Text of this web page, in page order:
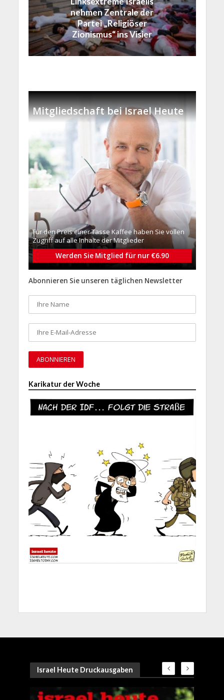
nehmen Zentrale der
Partei „Religiöser
Zionismus“ ins Visier
Mitgliedschaft bei Israel Heute
Für den Preis einer Tasse Kaffee haben Sie vollen
Zugriff auf alle Inhalte der Mitglieder
Werden Sie Mitglied für nur €6.90
Abonnieren Sie unseren täglichen Newsletter
Karikatur der Woche
Israel Heute Druckausgaben